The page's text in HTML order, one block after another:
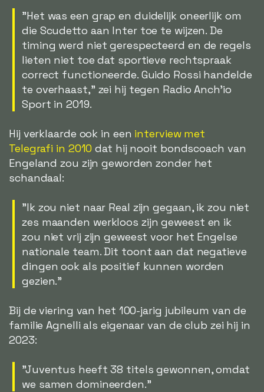
"Het was een grap en duidelijk oneerlijk om
die Scudetto aan Inter toe te wijzen. De
timing werd niet gerespecteerd en de regels
lieten niet toe dat sportieve rechtspraak
correct functioneerde. Guido Rossi handelde
te overhaast," zei hij tegen Radio Anch'io
Sport in 2019.
Hij verklaarde ook in een interview met
Telegrafi in 2010 dat hij nooit bondscoach van
Engeland zou zijn geworden zonder het
schandaal:
"Ik zou niet naar Real zijn gegaan, ik zou niet
zes maanden werkloos zijn geweest en ik
zou niet vrij zijn geweest voor het Engelse
nationale team. Dit toont aan dat negatieve
dingen ook als positief kunnen worden
gezien."
Bij de viering van het 100-jarig jubileum van de
familie Agnelli als eigenaar van de club zei hij in
2023:
"Juventus heeft 38 titels gewonnen, omdat
we samen domineerden."